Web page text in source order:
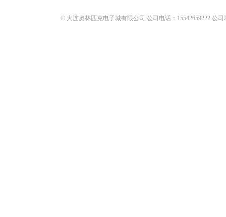
© 大连奥林匹克电子城有限公司 公司电话：15542659222 公